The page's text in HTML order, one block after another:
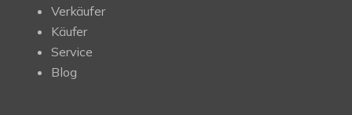
Verkäufer
Käufer
Service
Blog